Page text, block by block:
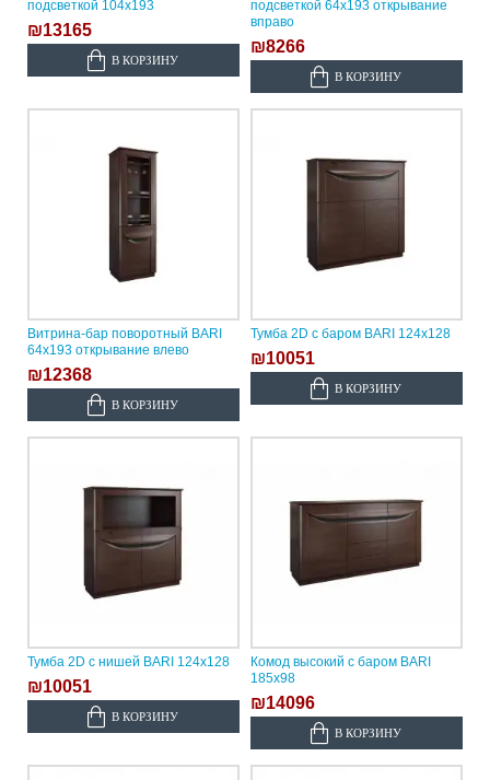
подсветкой 104х193
₪13165
В КОРЗИНУ
подсветкой 64х193 открывание
вправо
₪8266
В КОРЗИНУ
Витрина-бар поворотный BARI
64х193 открывание влево
₪12368
В КОРЗИНУ
Тумба 2D с баром BARI 124х128
₪10051
В КОРЗИНУ
Тумба 2D с нишей BARI 124х128
₪10051
В КОРЗИНУ
Комод высокий с баром BARI
185х98
₪14096
В КОРЗИНУ